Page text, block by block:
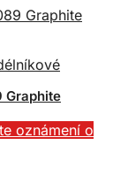
47
Graphite
oznámení o